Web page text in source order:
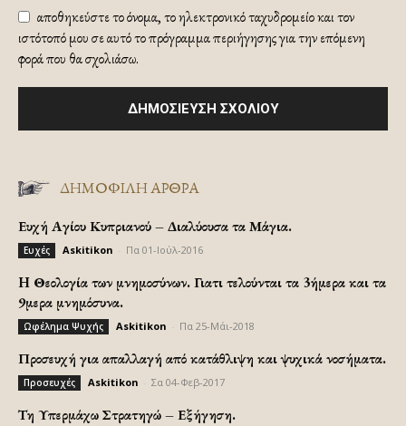
αποθηκεύστε το όνομα, το ηλεκτρονικό ταχυδρομείο και τον
ιστότοπό μου σε αυτό το πρόγραμμα περιήγησης για την επόμενη
φορά που θα σχολιάσω.
ΔΗΜΟΦΙΛΗ ΑΡΘΡΑ
Ευχή Αγίου Κυπριανού – Διαλύουσα τα Μάγια.
Ευχές Askitikon Πα 01-Ιούλ-2016
H Θεολογία των μνημοσύνων. Γιατι τελούνται τα 3ήμερα και τα
9μερα μνημόσυνα.
Ωφέλημα Ψυχής Askitikon Πα 25-Μάι-2018
Προσευχή για απαλλαγή από κατάθλιψη και ψυχικά νοσήματα.
Προσευχές Askitikon Σα 04-Φεβ-2017
Τη Υπερμάχω Στρατηγώ – Εξήγηση.